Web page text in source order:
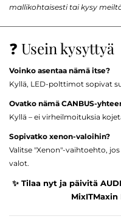
mallikohtaisesti tai kysy
❓ Usein kysyttyä
Voinko asentaa nämä itse?
Kyllä, LED-polttimot sopivat
Ovatko nämä CANBUS-
Kyllä – ei virheilmoituksia
Sopivatko xenon-valoihin?
Valitse "Xenon"-vaihtoehto,
valot.
✨ Tilaa nyt ja päivitä